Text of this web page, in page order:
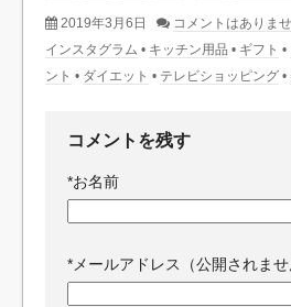
2019年3月6日 コメントはありませ
インスタグラム • キッチン用品 • ギフト •
ント • ダイエット • テレビショッピング •
コメントを残す
*お名前
*メールアドレス（公開されませ